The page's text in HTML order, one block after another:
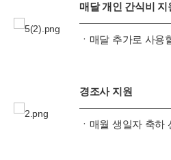
매달 개인 간식비 지
ㆍ매달 추가로 사용
경조사 지원
ㆍ매월 생일자 축하